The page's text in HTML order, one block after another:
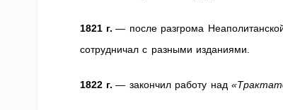
1821 г. — после разгрома
сотрудничал с разными изданиями.
1822 г. — закончил работу над